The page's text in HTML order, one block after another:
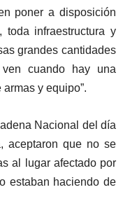
poner a disposición
toda infraestructura y
grandes cantidades
cuando hay una
y equipo”.
Nacional del día
aceptaron que no se
al lugar afectado por
estaban haciendo de